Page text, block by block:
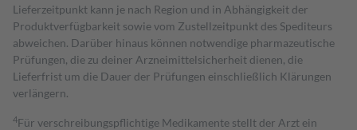
Lieferzeitpunkt kann je nach Region und in Abhängigkeit der
Produktverfügbarkeit sowie vom Zustellzeitpunkt des Spediteurs
abweichen. Darüber hinaus können notwendige pharmazeutische
Prüfungen, die zu deiner Arzneimittelsicherheit dienen, die
Lieferfrist um die Dauer der Prüfungen einschließlich Klärungen
verlängern.
4Für verschreibungspflichtige Medikamente stellt der Arzt ein